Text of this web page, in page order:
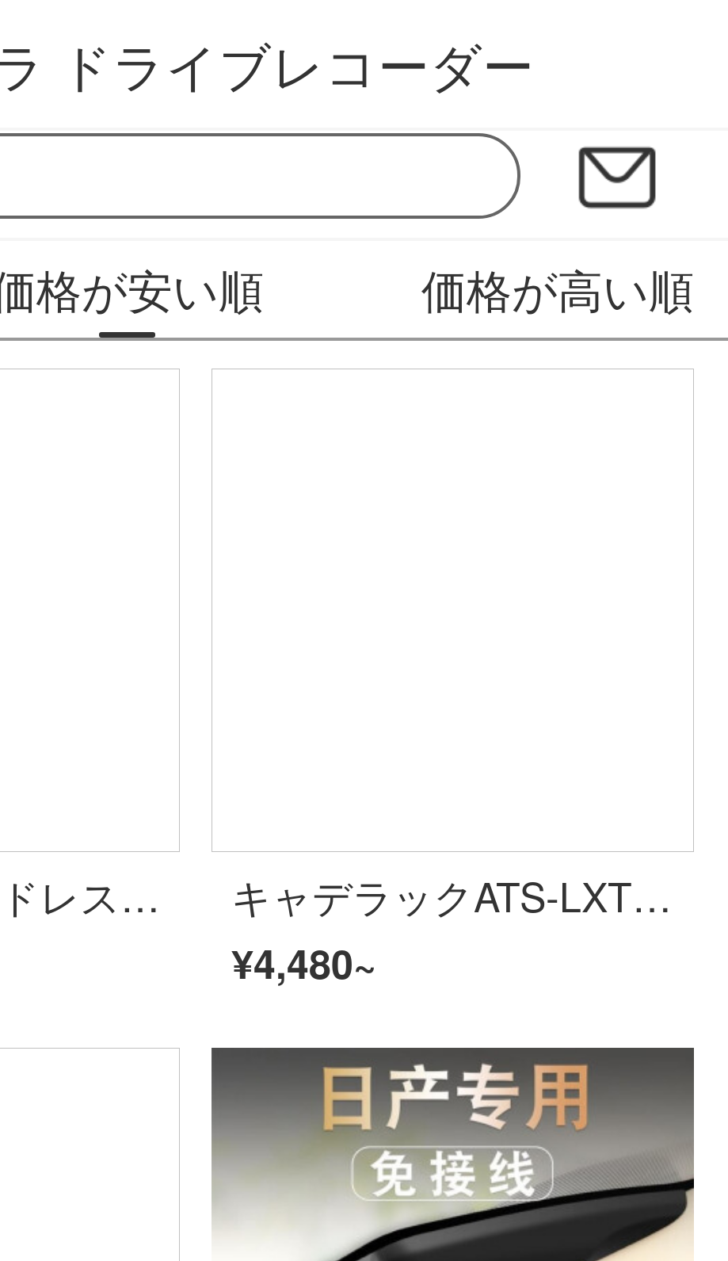
ドライブレコーダー
ドライブレコーダー
格が安い順 価格が高い順
フォードエッジドレスブダ・フォックスエッジ探検者モンディオフォースf 150リードランナークーガ牡牛座ハイビ専用メーディア前と後をダブルで記録しました。32 G+包レインストールフォード車系専門用です。 キャデラックATS-LXT 4 XT 5 CT 6 XTS CTSドライヴレコドDAーハイビィ見24時間監視ナビゲーム電子犬公式仕様【シングルアイレイン+32 Gメモリカード】10寸インティージ
¥4,480~